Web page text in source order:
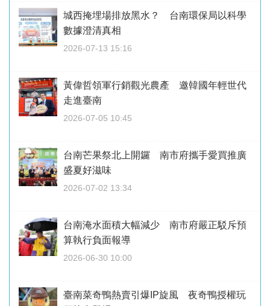
城西掩埋場排放黑水？ 台南環保局以科學
數據澄清真相
2026-07-13 15:16
黃偉哲領軍行銷觀光農產 邀韓國年輕世代
走進臺南
2026-07-05 10:45
台南芒果祭北上開鑼 南市府攜手愛買推廣
盛夏好滋味
2026-07-02 13:34
台南淹水面積大幅減少 南市府嚴正駁斥預
算執行負面報導
2026-06-30 10:00
臺南菜奇鴨熱賣引爆IP旋風 夜奇鴨授權玩